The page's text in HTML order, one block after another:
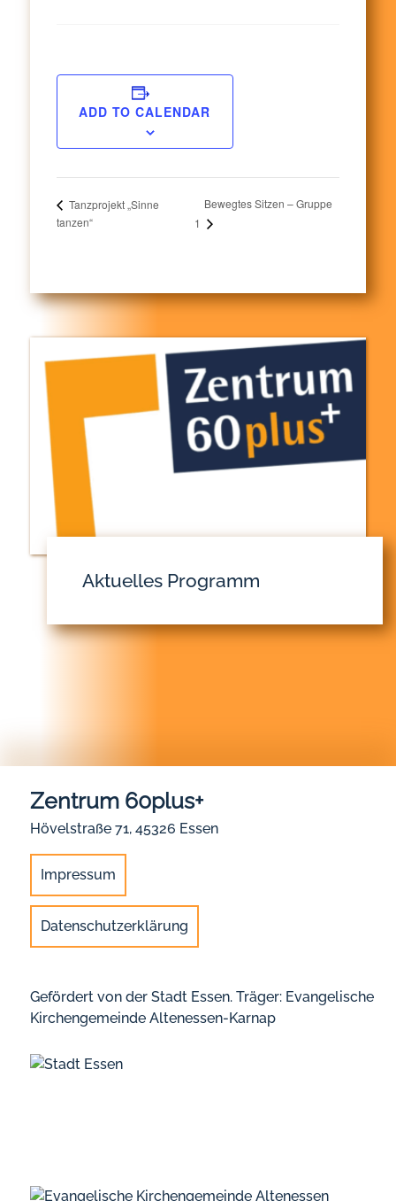
ADD TO CALENDAR
Tanzprojekt „Sinne
tanzen“
Bewegtes Sitzen – Gruppe
1
Aktuelles Programm
Zentrum 60plus+
Hövelstraße 71, 45326 Essen
Impressum
Datenschutzerklärung
Gefördert von der Stadt Essen. Träger: Evangelische
Kirchengemeinde Altenessen-Karnap